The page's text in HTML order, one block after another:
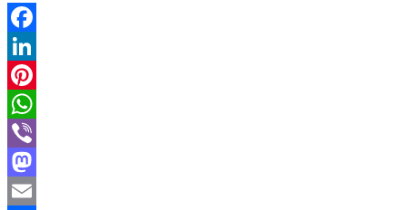
Facebook
LinkedIn
Pinterest
WhatsApp
Viber
Mastodon